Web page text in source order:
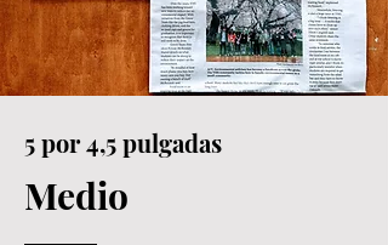
5 por 4,5 pulgadas
Medio